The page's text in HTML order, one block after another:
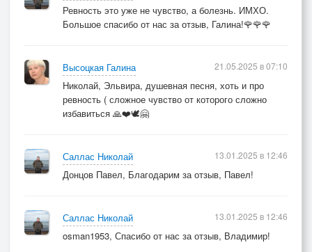
Ревность это уже не чувство, а болезнь. ИМХО.
Большое спасибо от нас за отзыв, Галина!🌹🌹🌹
Высоцкая Галина
Николай, Эльвира, душевная песня, хоть и про
ревность ( сложное чувство от которого сложно
избавиться 🙏❤️🕊️🤗
21.05.2025 в 07:10
Саллас Николай
Донцов Павел, Благодарим за отзыв, Павел!
13.01.2025 в 12:46
Саллас Николай
osman1953, Спасибо от нас за отзыв, Владимир!
13.01.2025 в 12:46